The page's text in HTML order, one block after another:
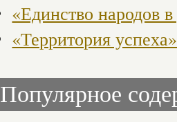
«Единство народов
«Территория успеха»
Популярное